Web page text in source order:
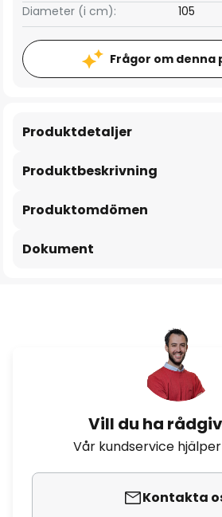
Diameter (i cm):
105
Frågor om denna
Produktbeskrivning
Produktdetaljer
Produktomdömen
Dokument
Vill du ha
Vår kundservice
Kontakta